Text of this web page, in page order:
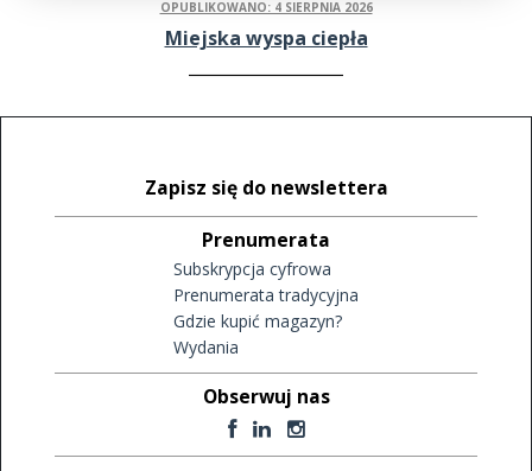
OPUBLIKOWANO: 4 SIERPNIA 2026
Miejska wyspa ciepła
Zapisz się do newslettera
Prenumerata
Subskrypcja cyfrowa
Prenumerata tradycyjna
Gdzie kupić magazyn?
Wydania
Obserwuj nas